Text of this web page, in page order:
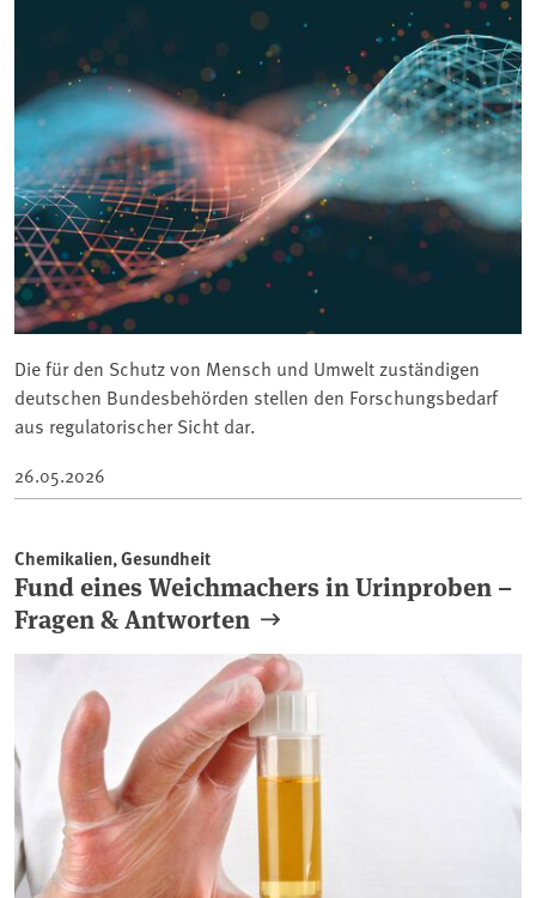
Die für den Schutz von Mensch und Umwelt zuständigen
deutschen Bundesbehörden stellen den Forschungsbedarf
aus regulatorischer Sicht dar.
26.05.2026
Chemikalien, Gesundheit
Fund eines Weichmachers in Urinproben –
Fragen & Antworten